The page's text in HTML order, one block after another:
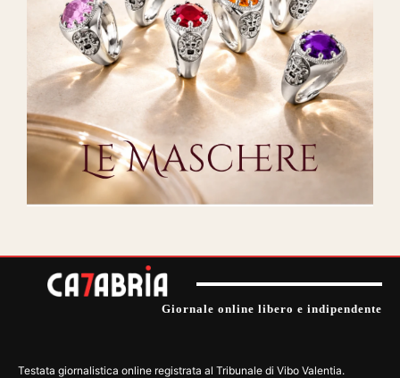
Giornale online libero e indipendente
Testata giornalistica online registrata al Tribunale di Vibo Valentia.